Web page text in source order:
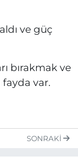
ve güç
bırakmak ve
var.
SONRAKI